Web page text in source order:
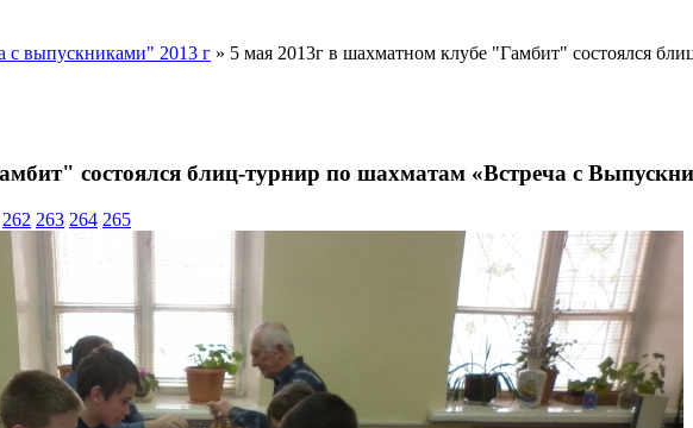
с выпускниками" 2013 г » 5 мая 2013г в шахматном клубе "Гамбит" состоялся
состоялся блиц-турнир по шахматам «Встреча с
262 263 264 265